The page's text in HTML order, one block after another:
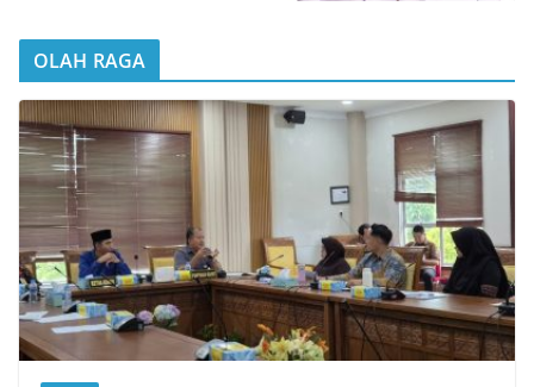
OLAH RAGA